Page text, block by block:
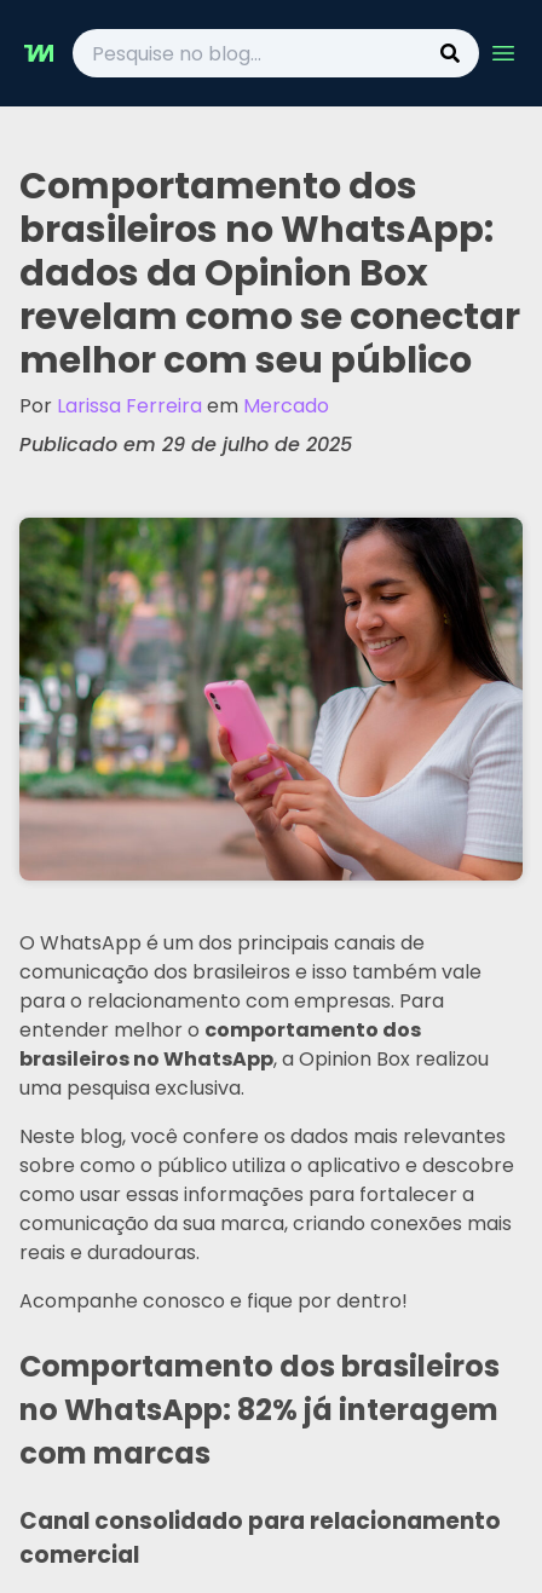
Comportamento dos
brasileiros no WhatsApp:
dados da Opinion Box
revelam como se conectar
melhor com seu público
Por Larissa Ferreira em Mercado
Publicado em 29 de julho de 2025
O WhatsApp é um dos principais canais de
comunicação dos brasileiros e isso também vale
para o relacionamento com empresas. Para
entender melhor o comportamento dos
brasileiros no WhatsApp, a Opinion Box realizou
uma pesquisa exclusiva.
Neste blog, você confere os dados mais relevantes
sobre como o público utiliza o aplicativo e descobre
como usar essas informações para fortalecer a
comunicação da sua marca, criando conexões mais
reais e duradouras.
Acompanhe conosco e fique por dentro!
Comportamento dos brasileiros
no WhatsApp: 82% já interagem
com marcas
Canal consolidado para relacionamento
comercial